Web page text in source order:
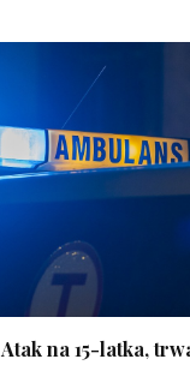
na 15-latka,